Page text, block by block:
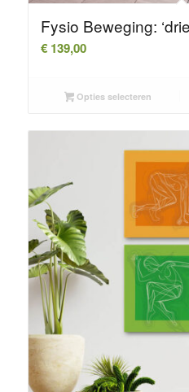
Fysio Beweging:
€139,00
Opties selecteren